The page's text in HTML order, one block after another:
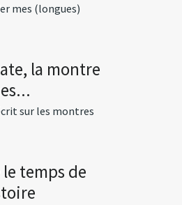
mes (longues)
la montre
sur les montres
temps de